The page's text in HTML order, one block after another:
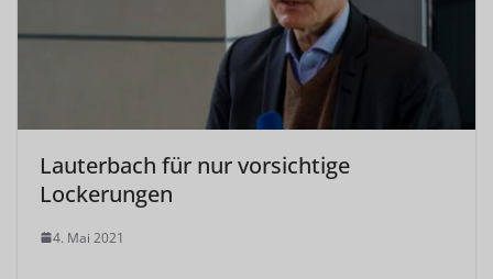
Lauterbach für nur vorsichtige
Lockerungen
4. Mai 2021